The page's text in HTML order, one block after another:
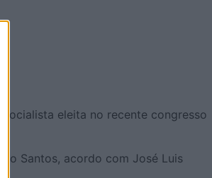
eleita no recente congresso
Santos, acordo com José Luis